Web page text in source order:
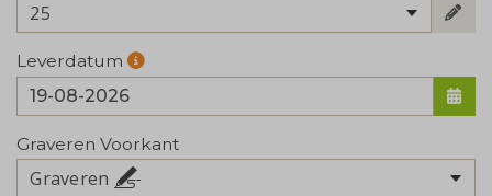
25
Leverdatum
Graveren Voorkant
Graveren